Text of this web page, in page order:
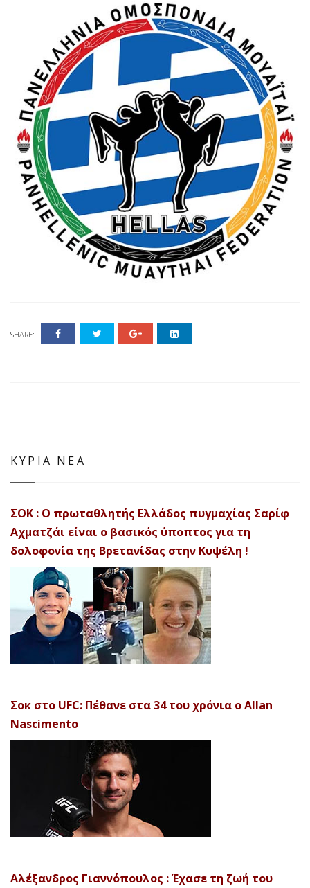
SHARE:
ΚΥΡΙΑ ΝΕΑ
ΣΟΚ : Ο πρωταθλητής Ελλάδος πυγμαχίας Σαρίφ
Αχματζάι είναι ο βασικός ύποπτος για τη
δολοφονία της Βρετανίδας στην Κυψέλη !
Σοκ στο UFC: Πέθανε στα 34 του χρόνια ο Allan
Nascimento
Αλέξανδρος Γιαννόπουλος : Έχασε τη ζωή του